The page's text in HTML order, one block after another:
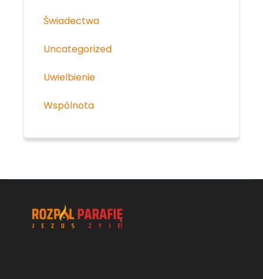
Świadectwa
Uncategorized
Uwielbienie
Wspólnota